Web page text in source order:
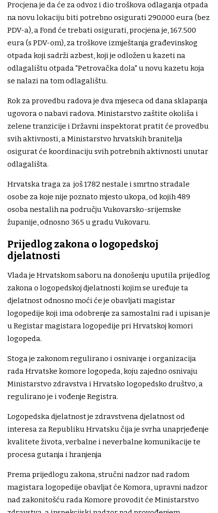
Procjena je da će za odvoz i dio troškova odlaganja otpada
na novu lokaciju biti potrebno osigurati 290.000 eura (bez
PDV-a), a Fond će trebati osigurati, procjena je, 167.500
eura (s PDV-om), za troškove izmještanja građevinskog
otpada koji sadrži azbest, koji je odložen u kazeti na
odlagalištu otpada "Petrovačka dola" u novu kazetu koja
se nalazi na tom odlagalištu.
Rok za provedbu radova je dva mjeseca od dana sklapanja
ugovora o nabavi radova. Ministarstvo zaštite okoliša i
zelene tranzicije i Državni inspektorat pratit će provedbu
svih aktivnosti, a Ministarstvo hrvatskih branitelja
osigurat će koordinaciju svih potrebnih aktivnosti unutar
odlagališta.
Hrvatska traga za još 1782 nestale i smrtno stradale
osobe za koje nije poznato mjesto ukopa, od kojih 489
osoba nestalih na području Vukovarsko-srijemske
županije, odnosno 365 u gradu Vukovaru.
Prijedlog zakona o logopedskoj
djelatnosti
Vlada je Hrvatskom saboru na donošenju uputila prijedlog
zakona o logopedskoj djelatnosti kojim se uređuje ta
djelatnost odnosno moći će je obavljati magistar
logopedije koji ima odobrenje za samostalni rad i upisan je
u Registar magistara logopedije pri Hrvatskoj komori
logopeda.
Stoga je zakonom regulirano i osnivanje i organizacija
rada Hrvatske komore logopeda, koju zajedno osnivaju
Ministarstvo zdravstva i Hrvatsko logopedsko društvo, a
regulirano je i vođenje Registra.
Logopedska djelatnost je zdravstvena djelatnost od
interesa za Republiku Hrvatsku čija je svrha unaprjeđenje
kvalitete života, verbalne i neverbalne komunikacije te
procesa gutanja i hranjenja
Prema prijedlogu zakona, stručni nadzor nad radom
magistara logopedije obavljat će Komora, upravni nadzor
nad zakonitošću rada Komore provodit će Ministarstvo